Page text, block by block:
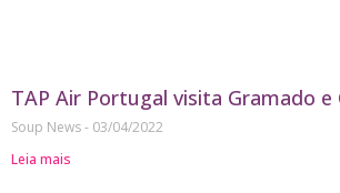
TAP Air Portugal visita Gramado e
Soup News
03/04/2022
Leia mais